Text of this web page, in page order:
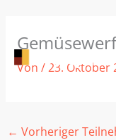
Inhalt
springen
Von /23. Oktober
← Vorheriger